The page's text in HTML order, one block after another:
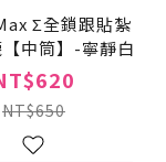
貼紮
中筒】-寧靜白
NT$650